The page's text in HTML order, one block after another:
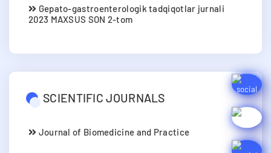
Gepato-gastroenterologik tadqiqotlar jurnali
2023 MAXSUS SON 2-tom
SCIENTIFIC JOURNALS
Journal of Biomedicine and Practice